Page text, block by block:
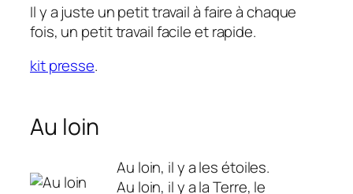
Il y a juste un petit travail à faire à chaque
fois, un petit travail facile et rapide.
kit presse.
Au loin
Au loin, il y a les étoiles.
Au loin, il y a la Terre, le